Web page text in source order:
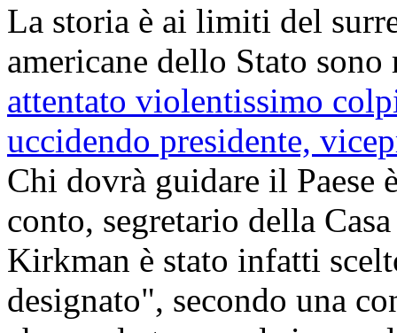
La storia è ai limiti del
americane dello Stato
attentato violentissimo
uccidendo presidente,
Chi dovrà guidare il Paese
conto, segretario della
Kirkman è stato infatti
designato", secondo una